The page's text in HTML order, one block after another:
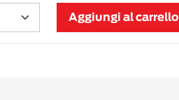
Aggiungi al carrello